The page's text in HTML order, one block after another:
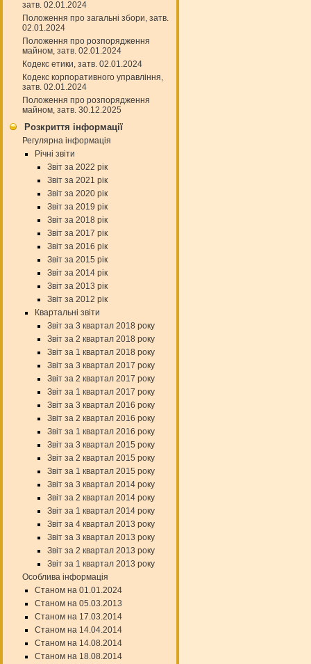
затв. 02.01.2024
Положення про загальні збори, затв.
02.01.2024
Положення про розпорядження
майном, затв. 02.01.2024
Кодекс етики, затв. 02.01.2024
Кодекс корпоративного управління,
затв. 02.01.2024
Положення про розпорядження
майном, затв. 30.12.2025
Розкриття інформації
Регулярна інформація
Річні звіти
Звіт за 2022 рік
Звіт за 2021 рік
Звіт за 2020 рік
Звіт за 2019 рік
Звіт за 2018 рік
Звіт за 2017 рік
Звіт за 2016 рік
Звіт за 2015 рік
Звіт за 2014 рік
Звіт за 2013 рік
Звіт за 2012 рік
Квартальні звіти
Звіт за 3 квартал 2018 року
Звіт за 2 квартал 2018 року
Звіт за 1 квартал 2018 року
Звіт за 3 квартал 2017 року
Звіт за 2 квартал 2017 року
Звіт за 1 квартал 2017 року
Звіт за 3 квартал 2016 року
Звіт за 2 квартал 2016 року
Звіт за 1 квартал 2016 року
Звіт за 3 квартал 2015 року
Звіт за 2 квартал 2015 року
Звіт за 1 квартал 2015 року
Звіт за 3 квартал 2014 року
Звіт за 2 квартал 2014 року
Звіт за 1 квартал 2014 року
Звіт за 4 квартал 2013 року
Звіт за 3 квартал 2013 року
Звіт за 2 квартал 2013 року
Звіт за 1 квартал 2013 року
Особлива інформація
Станом на 01.01.2024
Станом на 05.03.2013
Станом на 17.03.2014
Станом на 14.04.2014
Станом на 14.08.2014
Станом на 18.08.2014